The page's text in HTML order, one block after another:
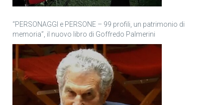
“PERSONAGGI e PERSONE – 99 profili, un patrimonio di
memoria”, il nuovo libro di Goffredo Palmerini